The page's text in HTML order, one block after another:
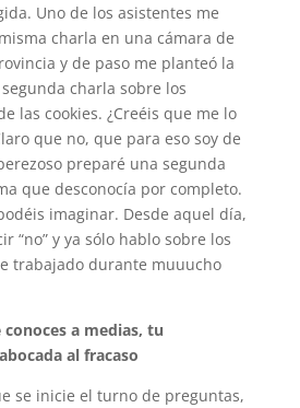
Uno de los asistentes me
charla en una cámara de
y de paso me planteó la
charla sobre los
las cookies. ¿Creéis que me lo
que no, que para eso soy de
preparé una segunda
que desconocía por completo.
imaginar. Desde aquel día,
“no” y ya sólo hablo sobre los
trabajado durante muuucho
a medias, tu
al fracaso
se inicie el turno de preguntas,